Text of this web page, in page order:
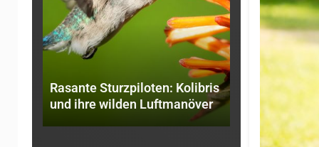
Was Marshmallows mit
Selbstdisziplin zu tun haben
Reisetipps:
Urlaubsorte